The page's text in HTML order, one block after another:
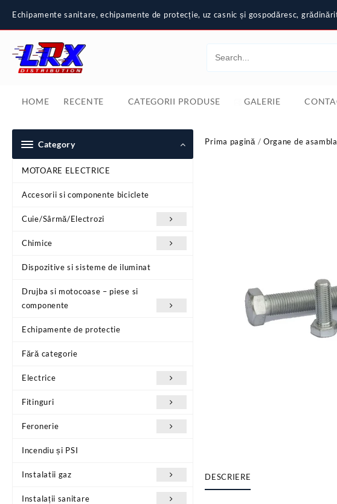
content
Echipamente sanitare, echipamente de protecție, uz casnic și gospodăresc,
HOME RECENTE CATEGORII PRODUSE GALERIE
Category
MOTOARE ELECTRICE
Accesorii si componente biciclete
Cuie/Sârmă/Electrozi
Chimice
Dispozitive si sisteme de iluminat
Drujba si motocoase – piese si
componente
Echipamente de protectie
Fără categorie
Electrice
Fitinguri
Feronerie
Incendiu și PSI
Instalatii gaz
Instalații sanitare
Prima pagină / Organe de
DESCRIERE